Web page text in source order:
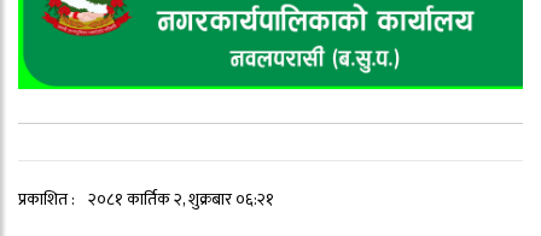
प्रकाशित : २०८१ कार्तिक २, शुक्रबार ०६:२१